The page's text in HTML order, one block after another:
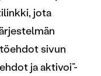
jota
sivun
ja aktivoi”-